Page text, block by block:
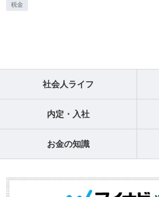
税金
社会人ライフ
内定・入社
お金の知識